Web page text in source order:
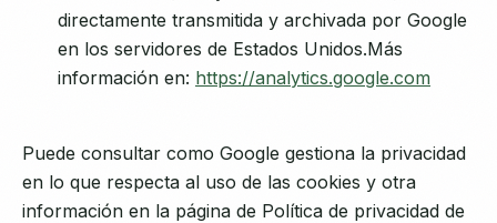
directamente transmitida y archivada por Google
en los servidores de Estados Unidos.Más
información en: https://analytics.google.com
Puede consultar como Google gestiona la privacidad
en lo que respecta al uso de las cookies y otra
información en la página de Política de privacidad de